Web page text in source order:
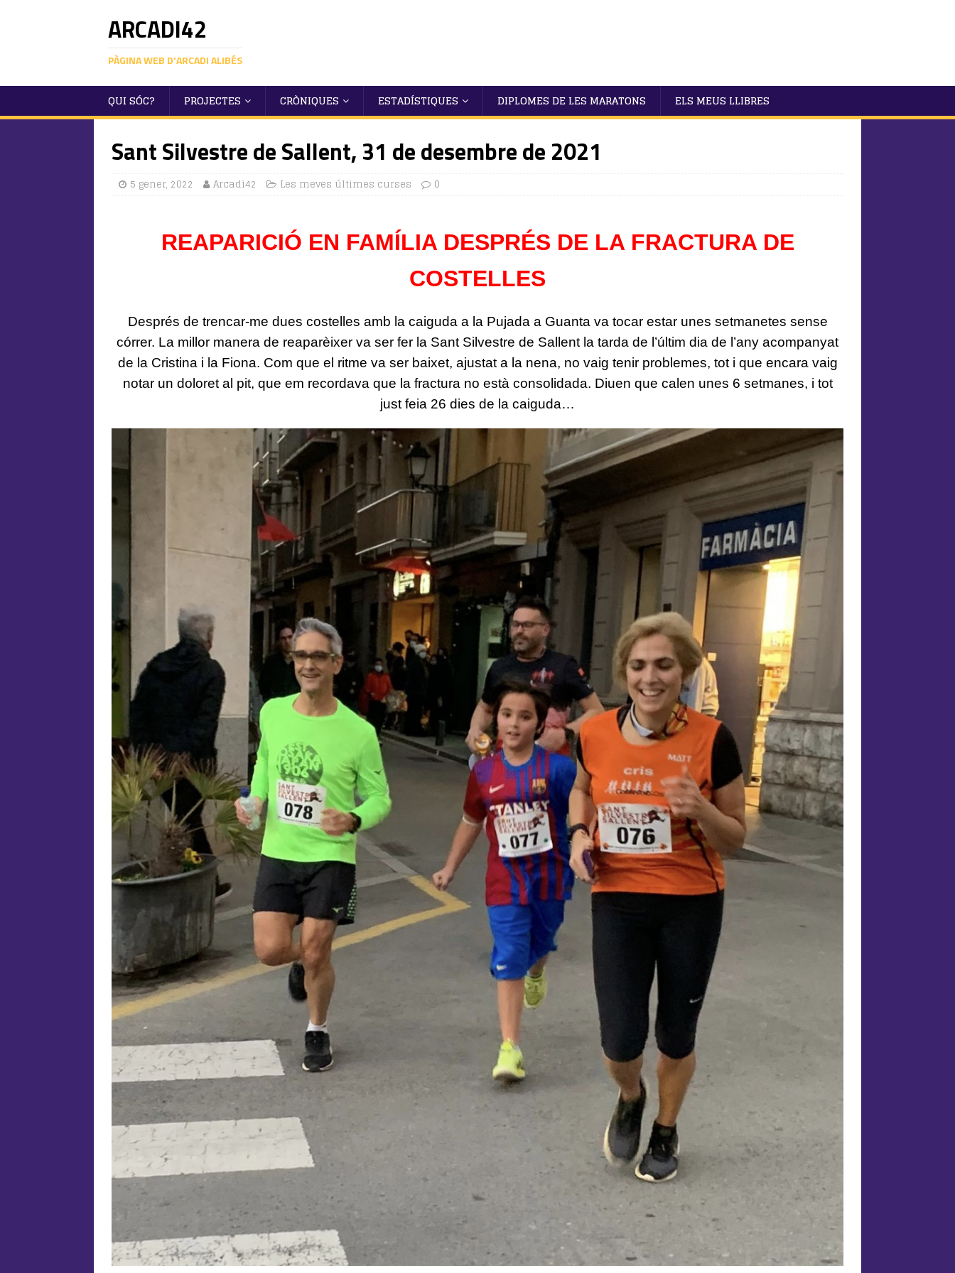
ARCADI42
PÀGINA WEB D'ARCADI ALIBÉS
QUI SÓC? PROJECTES CRÒNIQUES ESTADÍSTIQUES DIPLOMES DE LES MARATONS ELS MEUS LLIBRES
Sant Silvestre de Sallent, 31 de desembre de 2021
5 gener, 2022 Arcadi42 Les meves últimes curses 0
REAPARICIÓ EN FAMÍLIA DESPRÉS DE LA FRACTURA DE
COSTELLES
Després de trencar-me dues costelles amb la caiguda a la Pujada a Guanta va tocar estar unes setmanetes sense
córrer. La millor manera de reaparèixer va ser fer la Sant Silvestre de Sallent la tarda de l’últim dia de l’any acompanyat
de la Cristina i la Fiona. Com que el ritme va ser baixet, ajustat a la nena, no vaig tenir problemes, tot i que encara vaig
notar un doloret al pit, que em recordava que la fractura no està consolidada. Diuen que calen unes 6 setmanes, i tot
just feia 26 dies de la caiguda…